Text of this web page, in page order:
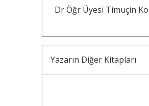
Dr Öğr Üyesi Timuçin
Yazarın Diğer Kitapları